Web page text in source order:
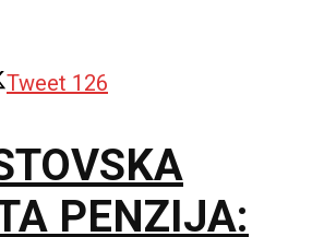
Tweet 126
PENZIJA: